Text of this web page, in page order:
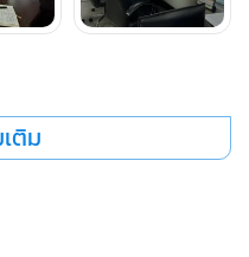
งสำนักงานทรัพยากรน้ำแห่ง
จารณาแนวทางที่เหมาะสม
งในรายงานการประเมิน
อเข้าคณะกรรมการสิ่ง
ทบสิ่งแวดล้อม (คชก.)
ติม